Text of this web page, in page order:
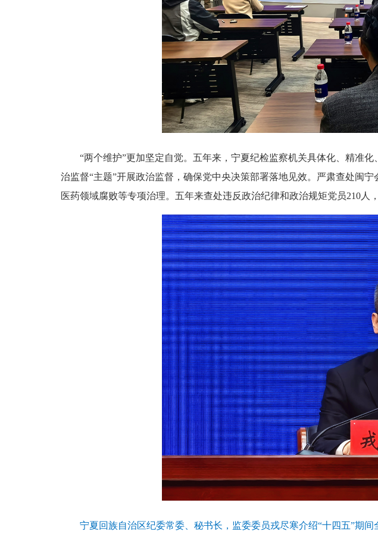
“两个维护”更加坚定自觉。五年来，宁夏纪检监察机关具体化、精准化
治监督“主题”开展政治监督，确保党中央决策部署落地见效。严肃查处闽
医药领域腐败等专项治理。五年来查处违反政治纪律和政治规矩党员210人
宁夏回族自治区纪委常委、秘书长，监委委员戎尽寒介绍“十四五”期间